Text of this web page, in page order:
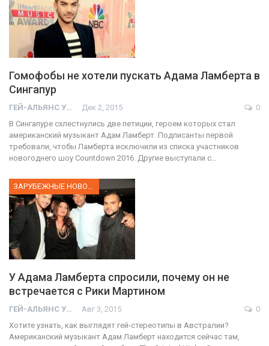
Гомофобы не хотели пускать Адама Ламберта в
Сингапур
ГЕЙ-АЛЬЯНС УКРАИНА Дек 2, 2015
0
В Сингапуре схлестнулись две петиции, героем которых стал
американский музыкант Адам Ламберт. Подписанты первой
требовали, чтобы Ламберта исключили из списка участников
новогоднего шоу Countdown 2016. Другие выступали с…
У Адама Ламберта спросили, почему он не
встречается с Рики Мартином
ГЕЙ-АЛЬЯНС УКРАИНА Авг 3, 2015
0
Хотите узнать, как выглядят гей-стереотипы в Австралии?
Американский музыкант Адам Ламберт находится сейчас там,